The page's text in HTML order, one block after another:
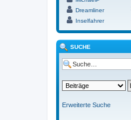
Dreamliner
Inselfahrer
SUCHE
Erweiterte Suche